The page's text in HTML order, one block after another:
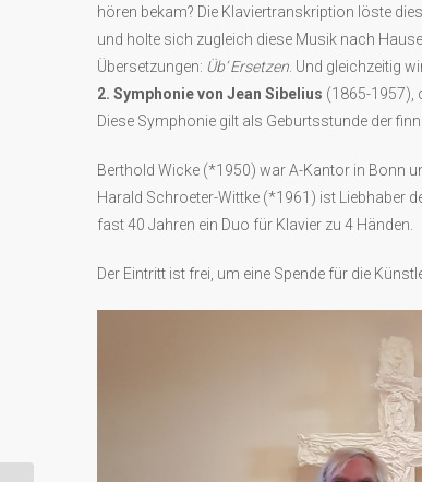
hören bekam? Die Klaviertranskription löste
und holte sich zugleich diese Musik nach
Übersetzungen: Üb‘ Ersetzen . Und gleichzeitig
2. Symphonie von Jean Sibelius (1865-1957),
Diese Symphonie gilt als Geburtsstunde der
Berthold Wicke (*1950) war A-Kantor in Bonn
Harald Schroeter-Wittke (*1961) ist Liebhaber
fast 40 Jahren ein Duo für Klavier zu 4 Händen.
Der Eintritt ist frei, um eine Spende für die